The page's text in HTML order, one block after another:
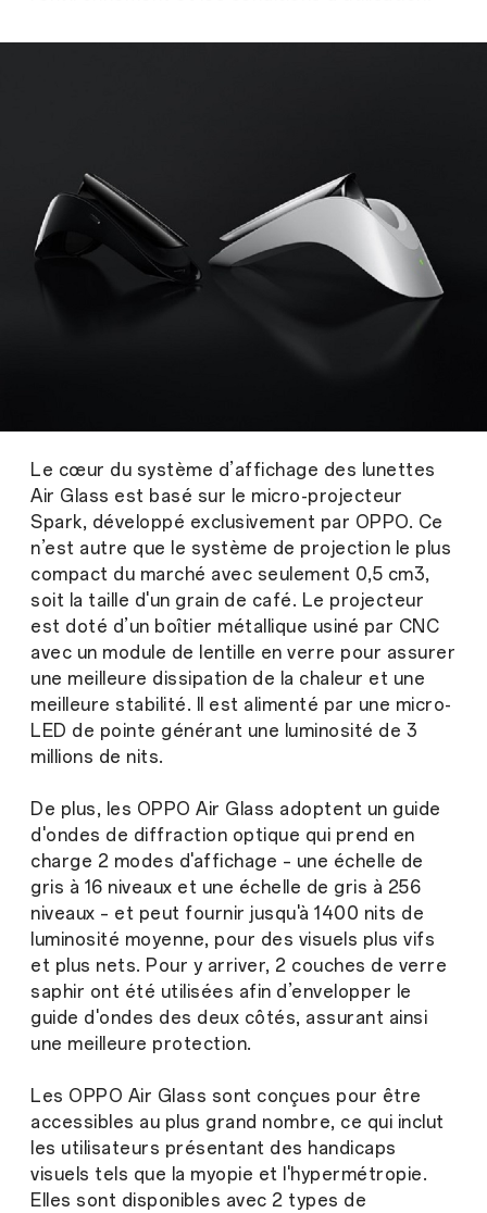
Le cœur du système d’affichage des lunettes
Air Glass est basé sur le micro-projecteur
Spark, développé exclusivement par OPPO. Ce
n’est autre que le système de projection le plus
compact du marché avec seulement 0,5 cm3,
soit la taille d'un grain de café. Le projecteur
est doté d’un boîtier métallique usiné par CNC
avec un module de lentille en verre pour assurer
une meilleure dissipation de la chaleur et une
meilleure stabilité. Il est alimenté par une micro-
LED de pointe générant une luminosité de 3
millions de nits.
De plus, les OPPO Air Glass adoptent un guide
d'ondes de diffraction optique qui prend en
charge 2 modes d'affichage – une échelle de
gris à 16 niveaux et une échelle de gris à 256
niveaux – et peut fournir jusqu'à 1400 nits de
luminosité moyenne, pour des visuels plus vifs
et plus nets. Pour y arriver, 2 couches de verre
saphir ont été utilisées afin d’envelopper le
guide d'ondes des deux côtés, assurant ainsi
une meilleure protection.
Les OPPO Air Glass sont conçues pour être
accessibles au plus grand nombre, ce qui inclut
les utilisateurs présentant des handicaps
visuels tels que la myopie et l'hypermétropie.
Elles sont disponibles avec 2 types de